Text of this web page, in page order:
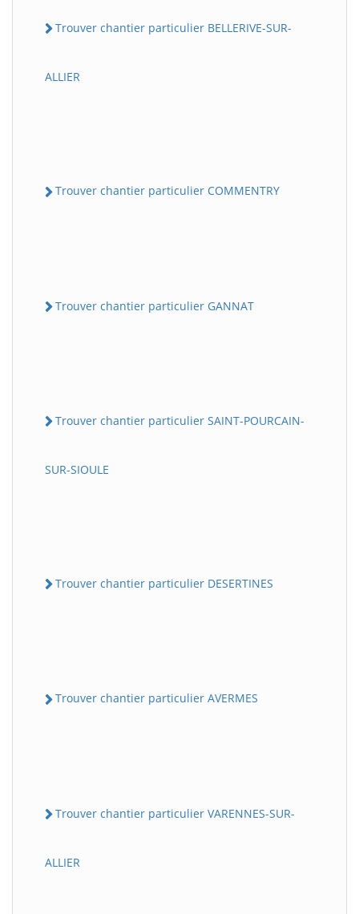
Trouver chantier particulier BELLERIVE-SUR-
ALLIER
Trouver chantier particulier COMMENTRY
Trouver chantier particulier GANNAT
Trouver chantier particulier SAINT-POURCAIN-
SUR-SIOULE
Trouver chantier particulier DESERTINES
Trouver chantier particulier AVERMES
Trouver chantier particulier VARENNES-SUR-
ALLIER